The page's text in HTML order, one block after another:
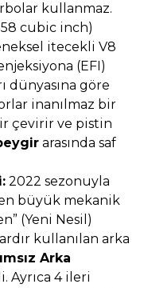
kullanmaz.
cubic inch)
itecekli V8
(EFI)
dünyasına göre
inanılmaz bir
çevirir ve pistin
arasında saf
2022 sezonuyla
büyük mekanik
(Yeni Nesil)
kullanılan arka
Arka
Ayrıca 4 ileri